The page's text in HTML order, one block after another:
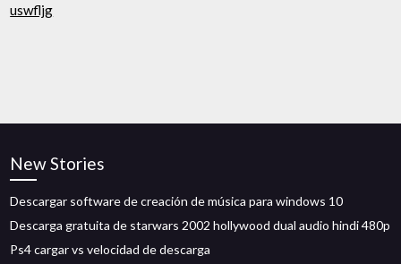
uswfljg
New Stories
Descargar software de creación de música para windows 10
Descarga gratuita de starwars 2002 hollywood dual audio hindi 480p
Ps4 cargar vs velocidad de descarga